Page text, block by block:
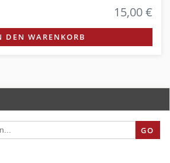
15,00 €
DEN WARENKORB
GO